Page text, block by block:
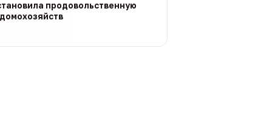
продовольственную